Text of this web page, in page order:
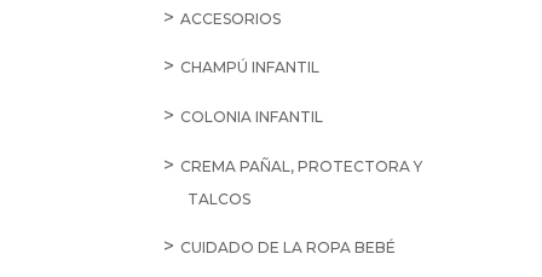
ACCESORIOS
CHAMPÚ INFANTIL
COLONIA INFANTIL
CREMA PAÑAL, PROTECTORA Y
TALCOS
CUIDADO DE LA ROPA BEBÉ